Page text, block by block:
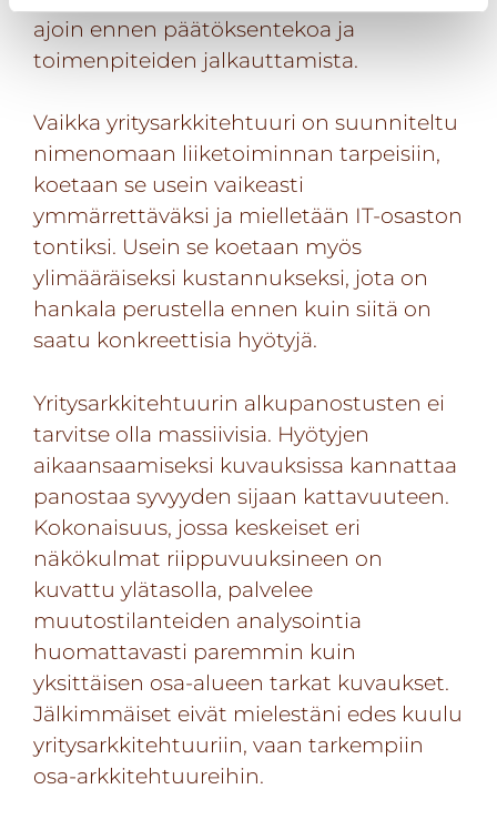
ajoin ennen päätöksentekoa ja
toimenpiteiden jalkauttamista.
Vaikka yritysarkkitehtuuri on suunniteltu
nimenomaan liiketoiminnan tarpeisiin,
koetaan se usein vaikeasti
ymmärrettäväksi ja mielletään IT-osaston
tontiksi. Usein se koetaan myös
ylimääräiseksi kustannukseksi, jota on
hankala perustella ennen kuin siitä on
saatu konkreettisia hyötyjä.
Yritysarkkitehtuurin alkupanostusten ei
tarvitse olla massiivisia. Hyötyjen
aikaansaamiseksi kuvauksissa kannattaa
panostaa syvyyden sijaan kattavuuteen.
Kokonaisuus, jossa keskeiset eri
näkökulmat riippuvuuksineen on
kuvattu ylätasolla, palvelee
muutostilanteiden analysointia
huomattavasti paremmin kuin
yksittäisen osa-alueen tarkat kuvaukset.
Jälkimmäiset eivät mielestäni edes kuulu
yritysarkkitehtuuriin, vaan tarkempiin
osa-arkkitehtuureihin.